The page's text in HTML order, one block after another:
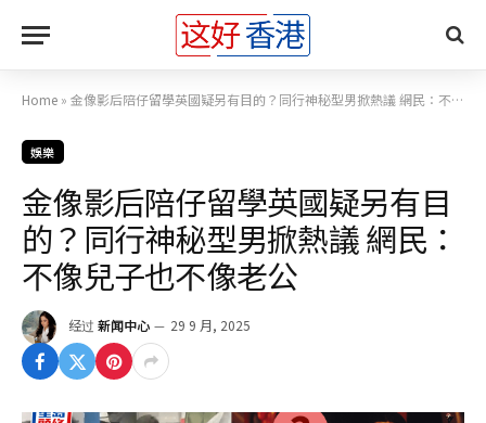
Home » 金像影后陪仔留學英國疑另有目的？同行神秘型男掀熱議 網民：不像兒子也不像老公
娛樂
金像影后陪仔留學英國疑另有目
的？同行神秘型男掀熱議 網民：
不像兒子也不像老公
经过 新闻中心 29 9 月, 2025